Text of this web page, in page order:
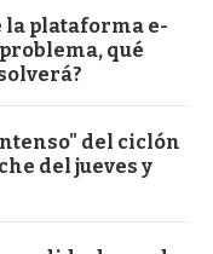
la plataforma e-
qué
del ciclón
del jueves y